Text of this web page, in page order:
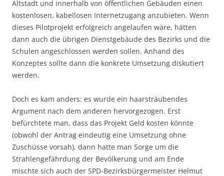
Altstadt und innerhalb von öffentlichen Gebäuden einen
kostenlosen, kabellosen Internetzugang anzubieten. Wenn
dieses Pilotprojekt erfolgreich angelaufen wäre, hätten
dann auch die übrigen Dienstgebäude des Bezirks und die
Schulen angeschlossen werden sollen. Anhand des
Konzeptes sollte dann die konkrete Umsetzung diskutiert
werden.
Doch es kam anders: es wurde ein haarsträubendes
Argument nach dem anderen hervorgezogen. Erst
befürchtete man, dass das Projekt Geld kosten könnte
(obwohl der Antrag eindeutig eine Umsetzung ohne
Zuschüsse vorsah), dann hatte man Sorge um die
Strahlengefährdung der Bevölkerung und am Ende
mischte sich auch der SPD-Bezirksbürgermeister Helmut